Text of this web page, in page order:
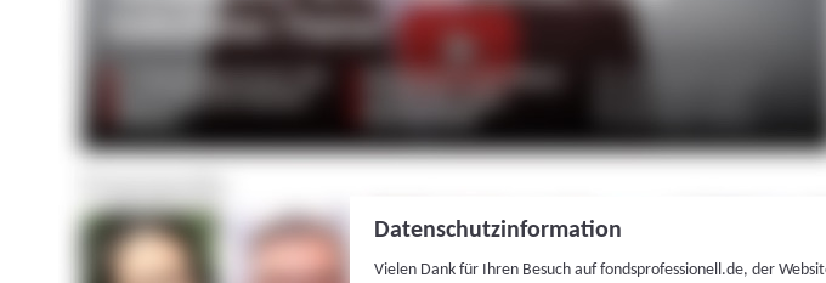
Datenschutzinformation
Vielen Dank für Ihren Besuch auf fondsprofessionell.de, der